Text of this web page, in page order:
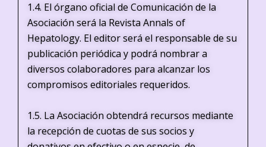
1.4. El órgano oficial de Comunicación de la
Asociación será la Revista Annals of
Hepatology. El editor será el responsable de su
publicación periódica y podrá nombrar a
diversos colaboradores para alcanzar los
compromisos editoriales requeridos.
1.5. La Asociación obtendrá recursos mediante
la recepción de cuotas de sus socios y